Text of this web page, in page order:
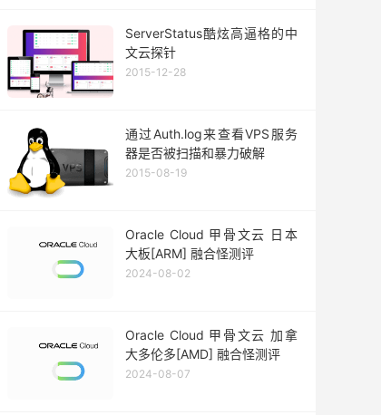
ServerStatus酷炫高逼格的中
文云探针
2015-12-28
通过Auth.log来查看VPS服务
器是否被扫描和暴力破解
2015-08-19
Oracle Cloud 甲骨文云 日本
大板[ARM] 融合怪测评
2024-08-02
Oracle Cloud 甲骨文云 加拿
大多伦多[AMD] 融合怪测评
2024-08-07